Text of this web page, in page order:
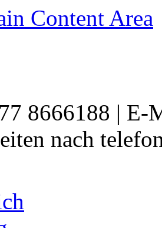
Content Area
8666188 |
nach